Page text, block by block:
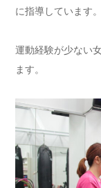
に指導しています。
運動経験が少ない
ます。